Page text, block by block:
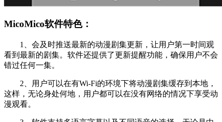
MicoMico软件特色：
1、会及时推送最新的动漫剧集更新，让用户第一时间观
看到最新的剧集。软件还提供了更新提醒功能，确保用户不会
错过任何一集。
2、用户可以在有Wi-Fi的环境下将动漫剧集缓存到本地，
这样，无论身处何地，用户都可以在没有网络的情况下享受动
漫观看。